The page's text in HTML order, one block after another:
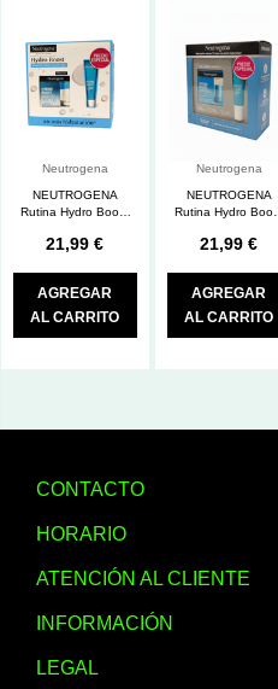
Neutrogena
NEUTROGENA
Rutina Hydro Boost
Contorno de ojos
21,99 €
AGREGAR
AL CARRITO
Neutrogena
NEUTROGENA
Rutina Hydro Boost
Contorno de ojos
21,99 €
AGREGAR
AL CARRITO
CONTACTO
HORARIO
ATENCIÓN AL CLIENTE
INFORMACIÓN
LEGAL